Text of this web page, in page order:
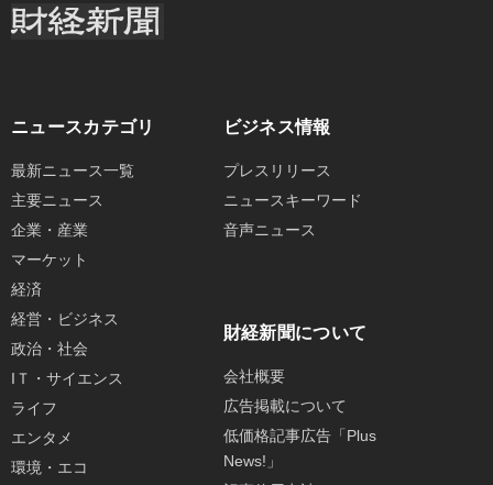
ニュースカテゴリ
最新ニュース一覧
主要ニュース
企業・産業
マーケット
経済
経営・ビジネス
政治・社会
IＴ・サイエンス
ライフ
エンタメ
環境・エコ
ビジネス情報
プレスリリース
ニュースキーワード
音声ニュース
財経新聞について
会社概要
広告掲載について
低価格記事広告「Plus
News!」